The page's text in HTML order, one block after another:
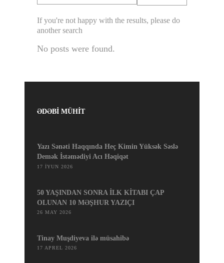
If you're not happy with the results, please do
another search
No posts were found.
ƏDƏBİ MÜHİT
Yazı Sənəti Haqqında Heç Kimin Yüksək Səslə
Demək İstəmədiyi Acı Həqiqət
17 İYUN 2026
50 YAŞINDAN SONRA İLK KİTABI ÇAP
OLUNAN 10 MƏŞHUR YAZIÇI
26 MAY 2026
Tinay Muşdiyeva ilə müsahibə
17 APREL 2026